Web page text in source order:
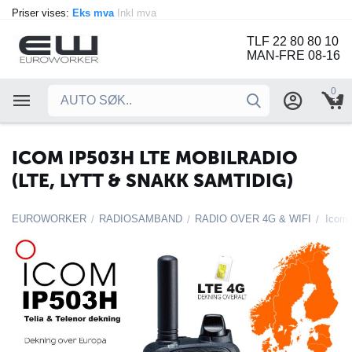
Priser vises: Eks mva Inkl mva
TLF 22 80 80 10
MAN-FRE 08-16
0
ICOM IP503H LTE MOBILRADIO
(LTE, LYTT & SNAKK SAMTIDIG)
EUROWORKER / RADIOSAMBAND / RADIO OVER 4G & WIFI /